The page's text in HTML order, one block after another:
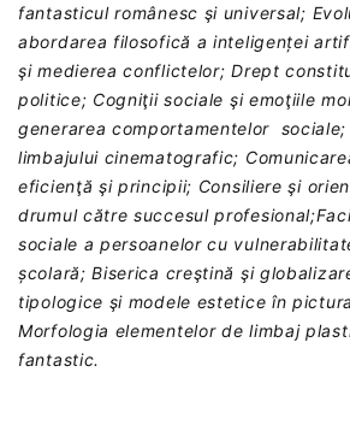
fantasticul românesc şi universal;
abordarea filosofică a inteligenței
şi medierea conflictelor; Drept
politice; Cogniţii sociale şi emoţiile
generarea comportamentelor sociale;
limbajului cinematografic;
eficienţă şi principii; Consiliere şi
drumul către succesul
sociale a persoanelor cu
școlară; Biserica creştină şi
tipologice şi modele estetice în
Morfologia elementelor de limbaj
fantastic.